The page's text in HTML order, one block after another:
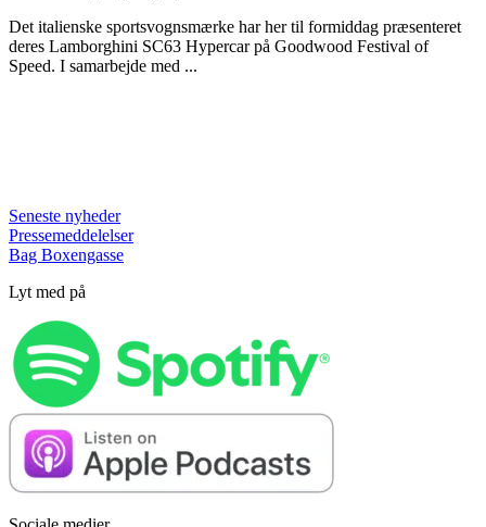
Det italienske sportsvognsmærke har her til formiddag præsenteret
deres Lamborghini SC63 Hypercar på Goodwood Festival of
Speed. I samarbejde med ...
Seneste nyheder
Pressemeddelelser
Bag Boxengasse
Lyt med på